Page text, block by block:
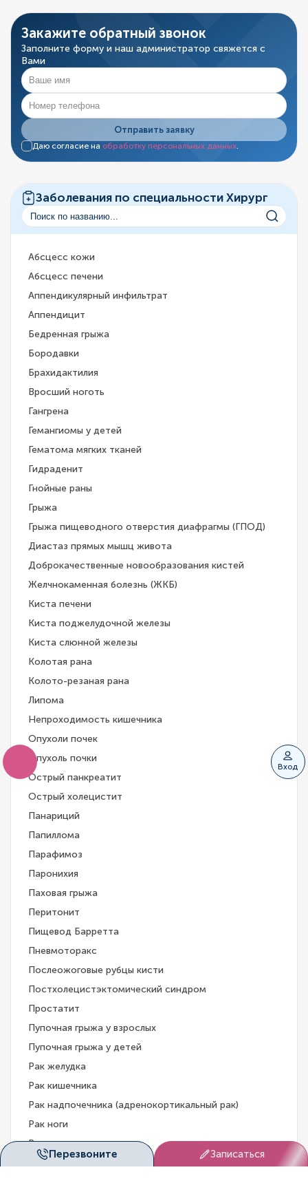
Вход
Перезвоните Записаться
Закажите обратный звонок
Заполните форму и наш администратор свяжется с
Вами
Отправить заявку
Даю согласие на обработку персональных данных.
Заболевания по специальности Хирург
Абсцесс кожи
Абсцесс печени
Аппендикулярный инфильтрат
Аппендицит
Бедренная грыжа
Бородавки
Брахидактилия
Вросший ноготь
Гангрена
Гемангиомы у детей
Гематома мягких тканей
Гидраденит
Гнойные раны
Грыжа
Грыжа пищеводного отверстия диафрагмы (ГПОД)
Диастаз прямых мышц живота
Доброкачественные новообразования кистей
Желчнокаменная болезнь (ЖКБ)
Киста печени
Киста поджелудочной железы
Киста слюнной железы
Колотая рана
Колото-резаная рана
Липома
Непроходимость кишечника
Опухоли почек
Опухоль почки
Острый панкреатит
Острый холецистит
Панариций
Папиллома
Парафимоз
Паронихия
Паховая грыжа
Перитонит
Пищевод Барретта
Пневмоторакс
Послеожоговые рубцы кисти
Постхолецистэктомический синдром
Простатит
Пупочная грыжа у взрослых
Пупочная грыжа у детей
Рак желудка
Рак кишечника
Рак надпочечника (адренокортикальный рак)
Рак ноги
Рак печени
Рак поджелудочной железы